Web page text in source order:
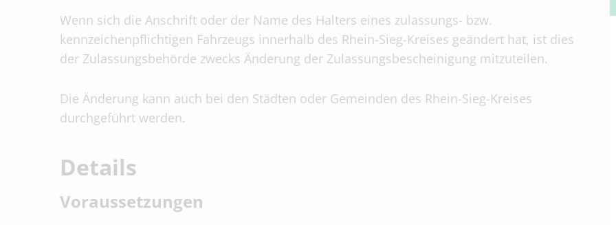
Wenn sich die Anschrift oder der Name des Halters eines zulassungs- bzw.
kennzeichenpflichtigen Fahrzeugs innerhalb des Rhein-Sieg-Kreises geändert hat, ist dies
der Zulassungsbehörde zwecks Änderung der Zulassungsbescheinigung mitzuteilen.
Die Änderung kann auch bei den Städten oder Gemeinden des Rhein-Sieg-Kreises
durchgeführt werden.
Details
Voraussetzungen